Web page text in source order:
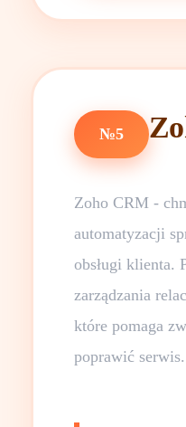
№5
Zoho CRM -
automatyzacji
obsługi klienta.
zarządzania
które pomaga
poprawić serwis.